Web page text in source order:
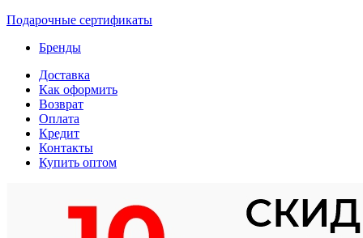
Подарочные сертификаты
Бренды
Доставка
Как оформить
Возврат
Оплата
Кредит
Контакты
Купить оптом